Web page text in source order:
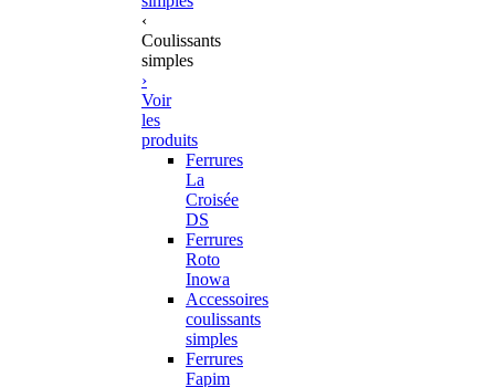
‹
Coulissants
simples
›
Voir
les
produits
Ferrures
La
Croisée
DS
Ferrures
Roto
Inowa
Accessoires
coulissants
simples
Ferrures
Fapim